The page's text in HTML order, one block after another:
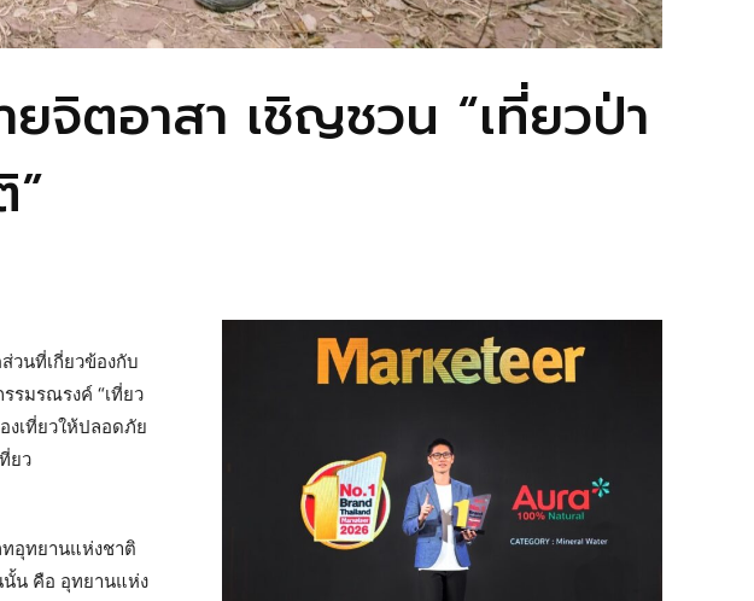
จิตอาสา เชิญชวน “เที่ยวป่า
วนที่เกี่ยวข้องกับ
รมรณรงค์ “เที่ยว
งเที่ยวให้ปลอดภัย
ยว
ทอุทยานแห่งชาติ
นั้น คือ อุทยานแห่ง